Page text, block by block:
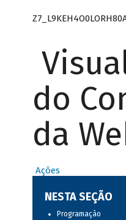
do
da
Ações
NESTA SEÇÃO
Programação